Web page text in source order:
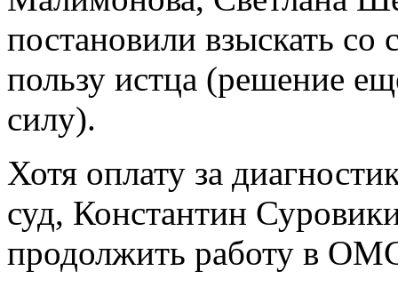
постановили взыскать со
пользу истца (решение
силу).
Хотя оплату за
суд, Константин
продолжить работу в